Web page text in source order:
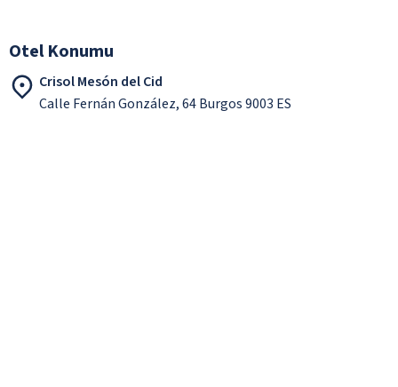
Otel Konumu
Crisol Mesón del Cid
Calle Fernán González, 64 Burgos 9003 ES